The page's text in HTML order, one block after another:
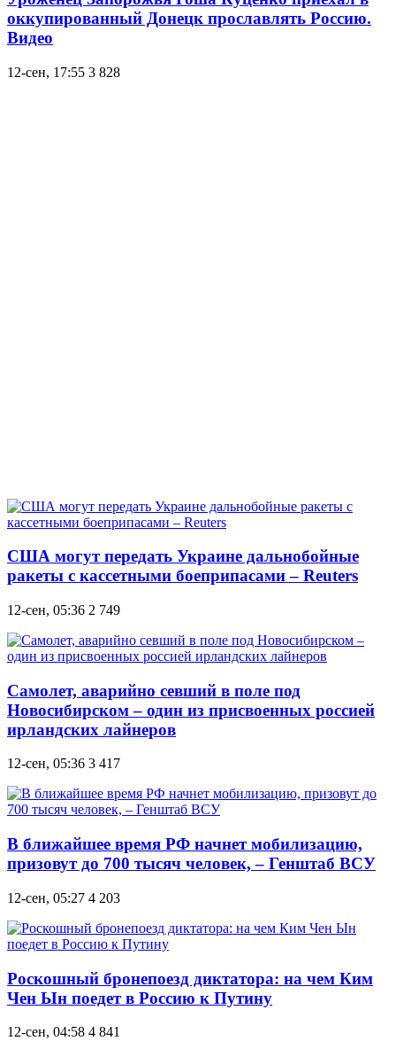
оккупированный Донецк прославлять Россию.
Видео
12-сен, 17:55 3 828
США могут передать Украине дальнобойные
ракеты с кассетными боеприпасами – Reuters
12-сен, 05:36 2 749
Самолет, аварийно севший в поле под
Новосибирском – один из присвоенных россией
ирландских лайнеров
12-сен, 05:36 3 417
В ближайшее время РФ начнет мобилизацию,
призовут до 700 тысяч человек, – Генштаб ВСУ
12-сен, 05:27 4 203
Роскошный бронепоезд диктатора: на чем Ким
Чен Ын поедет в Россию к Путину
12-сен, 04:58 4 841